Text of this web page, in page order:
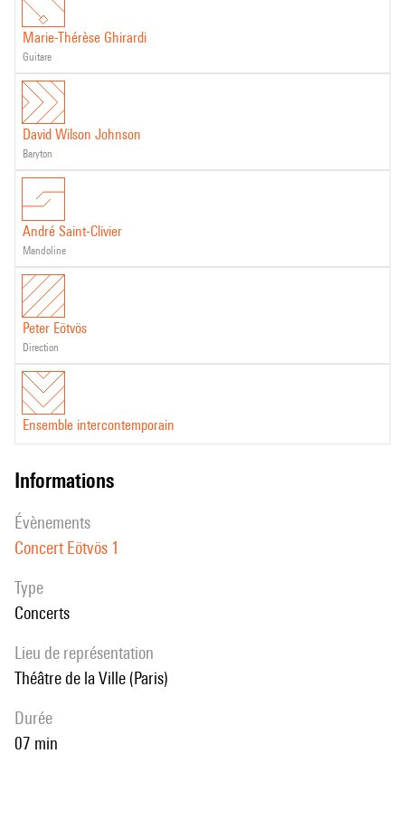
Marie-Thérèse Ghirardi
guitare
David Wilson Johnson
baryton
André Saint-Clivier
mandoline
Peter Eötvös
direction
Ensemble intercontemporain
informations
évènements
Concert Eötvös 1
Type
Concerts
Lieu de représentation
Théâtre de la Ville (Paris)
durée
07 min